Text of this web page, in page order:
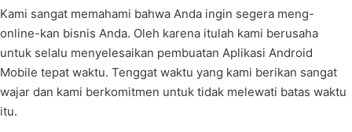
Kami sangat memahami bahwa Anda ingin segera meng-
online-kan bisnis Anda. Oleh karena itulah kami berusaha
untuk selalu menyelesaikan pembuatan Aplikasi Android
Mobile tepat waktu. Tenggat waktu yang kami berikan sangat
wajar dan kami berkomitmen untuk tidak melewati batas waktu
itu.